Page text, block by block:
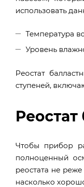
использовать
Температура
Уровень
Реостат
ступеней,
Чтобы прибор
полноценный
реостата не
насколько